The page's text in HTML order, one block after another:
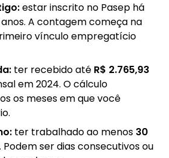
estar inscrito no Pasep há
A contagem começa na
vínculo empregatício
ter recebido até R$ 2.765,93
em 2024. O cálculo
os meses em que você
ter trabalhado ao menos 30
Podem ser dias consecutivos ou